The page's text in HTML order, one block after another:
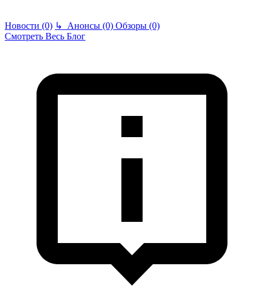
Новости (0) ↳ Анонсы (0) Обзоры (0)
Смотреть Весь Блог